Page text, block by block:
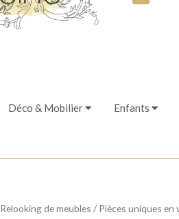
Déco & Mobilier Enfants
Relooking de meubles / Pièces uniques en